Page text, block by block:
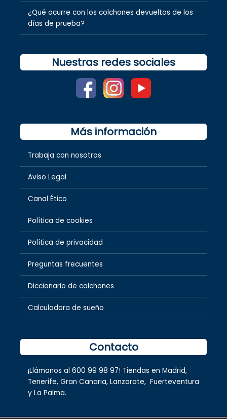
¿Qué ocurre con los colchones devueltos de los
días de prueba?
Nuestras redes sociales
Más información
Trabaja con nosotros
Aviso Legal
Canal Ético
Política de cookies
Política de privacidad
Preguntas frecuentes
Diccionario de colchones
Calculadora de sueño
Contacto
¡Llámanos al 600 99 98 97! Tiendas en Madrid,
Tenerife, Gran Canaria, Lanzarote, Fuerteventura
y La Palma.